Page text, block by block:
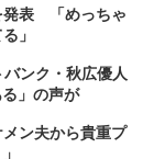
発表 「めっちゃ
」
ンク・秋広優人
」の声が
ン夫から貴重プ